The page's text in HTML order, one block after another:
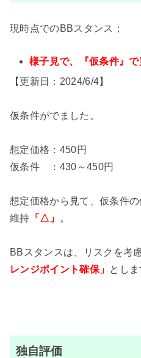
現時点でのBBスタンス；
様子見で、『仮条件』で
【更新日：2024/6/4】
仮条件がでました。
想定価格：450円
仮条件 ：430～450円
想定価格から見て、仮条件
維持 「△」 。
BBスタンスは、リスクを考
レンジポイント確保」 としま
独自評価